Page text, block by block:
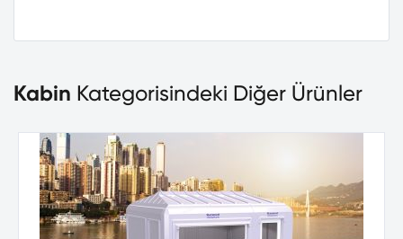
Kabin Kategorisindeki Diğer Ürünler